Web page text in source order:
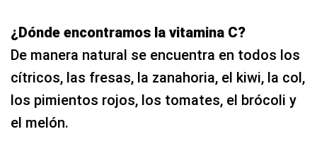
¿Dónde encontramos la vitamina C?
De manera natural se encuentra en todos los
cítricos, las fresas, la zanahoria, el kiwi, la col,
los pimientos rojos, los tomates, el brócoli y
el melón.